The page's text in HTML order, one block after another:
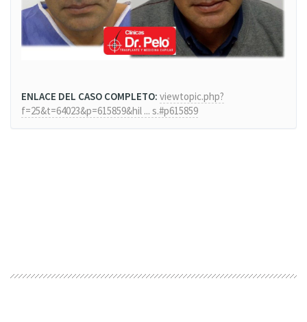
ENLACE DEL CASO COMPLETO: viewtopic.php?
f=25&t=64023&p=615859&hil ... s.#p615859